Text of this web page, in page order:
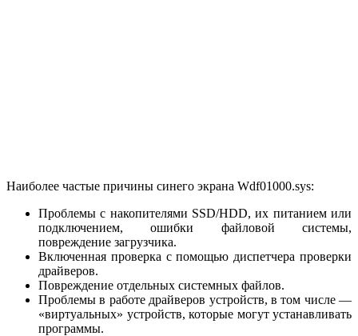
Наиболее частые причины синего экрана Wdf01000.sys:
Проблемы с накопителями SSD/HDD, их питанием или
подключением, ошибки файловой системы,
повреждение загрузчика.
Включенная проверка с помощью диспетчера проверки
драйверов.
Повреждение отдельных системных файлов.
Проблемы в работе драйверов устройств, в том числе —
«виртуальных» устройств, которые могут устанавливать
программы.